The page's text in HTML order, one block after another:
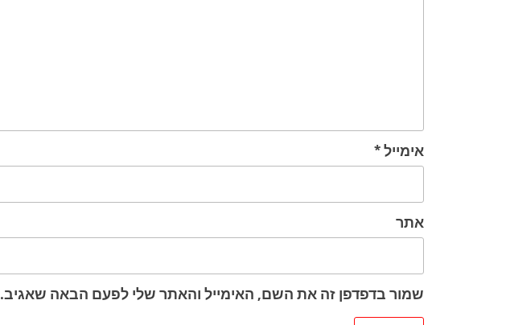
אימייל*
אתר
שמור בדפדפן זה את השם, האימייל והאתר שלי לפעם הבאה שאגיב.